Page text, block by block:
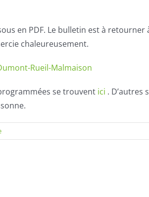
en PDF. Le bulletin est à retourner
chaleureusement.
Rueil-Malmaison
se trouvent ici . D’autres